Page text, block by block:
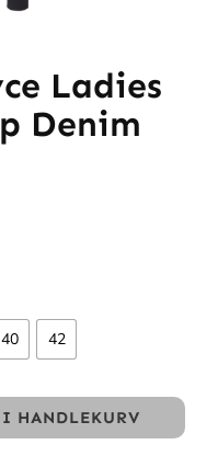
Ladies
Denim
40 42
I HANDLEKURV